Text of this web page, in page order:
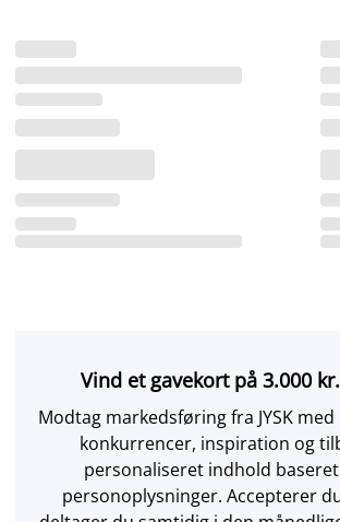
Vind et gavekort på 3.000 kr.
Modtag markedsføring fra JYSK
konkurrencer, inspiration og
personaliseret indhold
personoplysninger. Accepterer